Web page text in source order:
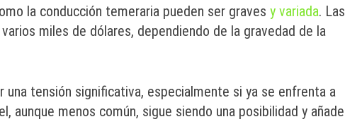
la conducción temeraria pueden ser graves y variada. Las
miles de dólares, dependiendo de la gravedad de la
una tensión significativa, especialmente si ya se enfrenta a
aunque menos común, sigue siendo una posibilidad y añade